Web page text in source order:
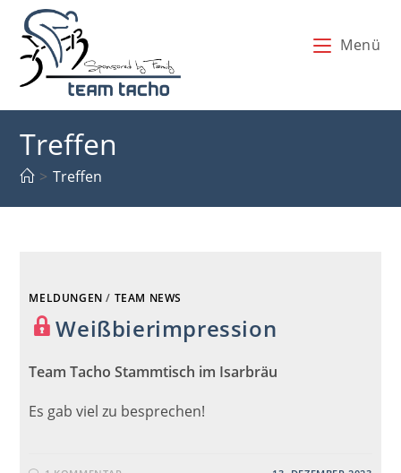
Inhalt
springen
Menü
Treffen
> Treffen
MELDUNGEN / TEAM NEWS
Weißbierimpression
Team Tacho Stammtisch im Isarbräu
Es gab viel zu besprechen!